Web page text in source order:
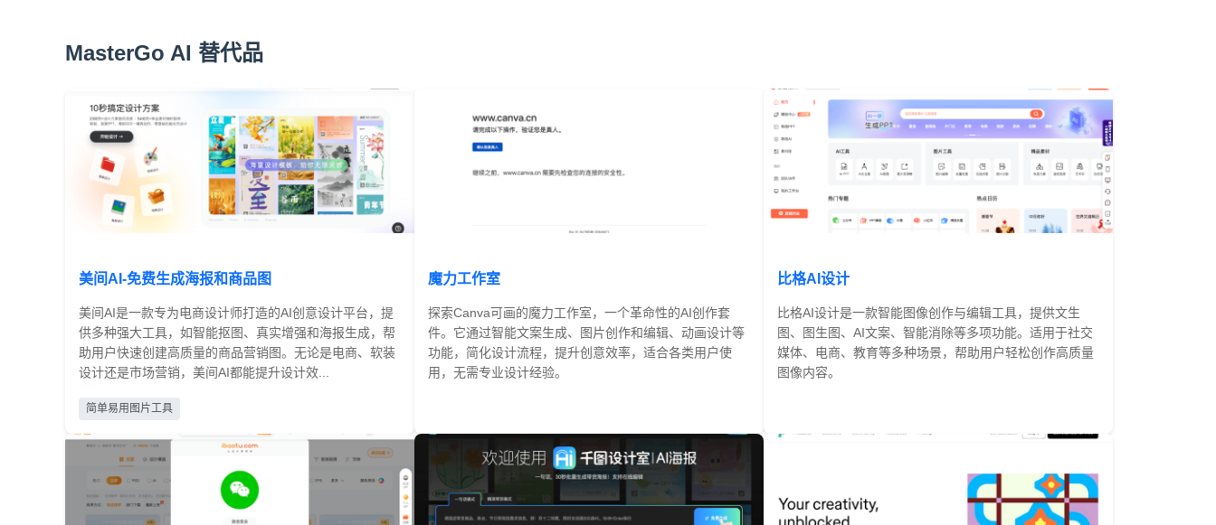
MasterGo AI 替代品
美间AI-免费生成海报和商品图
美间AI是一款专为电商设计师打造的AI创意设计平台，提
供多种强大工具，如智能抠图、真实增强和海报生成，帮
助用户快速创建高质量的商品营销图。无论是电商、软装
设计还是市场营销，美间AI都能提升设计效...
简单易用图片工具
魔力工作室
探索Canva可画的魔力工作室，一个革命性的AI创作套
件。它通过智能文案生成、图片创作和编辑、动画设计等
功能，简化设计流程，提升创意效率，适合各类用户使
用，无需专业设计经验。
比格AI设计
比格AI设计是一款智能图像创作与编辑工具，提供文生
图、图生图、AI文案、智能消除等多项功能。适用于社交
媒体、电商、教育等多种场景，帮助用户轻松创作高质量
图像内容。